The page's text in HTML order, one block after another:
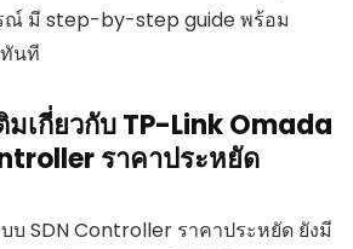
ณ์ มี step-by-step guide พร้อม
นที
มเกี่ยวกับ TP-Link Omada
ราคาประหยัด
บ SDN Controller ราคาประหยัด ยังมี